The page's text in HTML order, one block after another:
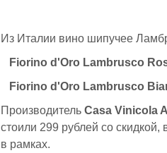
Из Италии вино шипучее
Fiorino d'Oro Lambrusco
Fiorino d'Oro Lambrusco
Производитель Casa Vinicola
стоили 299 рублей со
в рамках.